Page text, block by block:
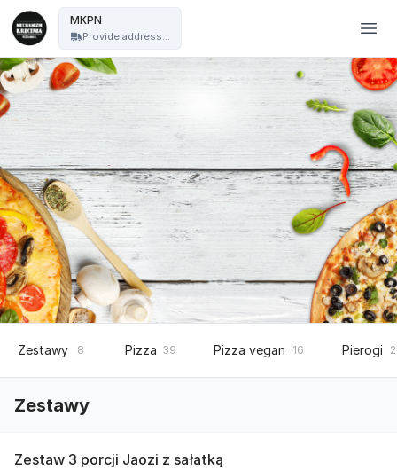
MKPN
Provide address...
Zestawy 8 Pizza 39 Pizza vegan 16 Pierogi
Zestawy
Zestaw 3 porcji Jaozi z sałatką